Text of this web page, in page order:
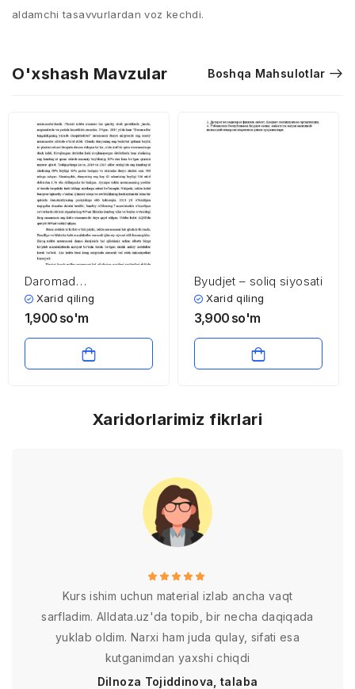
aldamchi tasavvurlardan voz kechdi.
O'xshash Mavzular Boshqa Mahsulotlar
Daromad
tengsizligining
chuqurlashuvi
Xarid qiling
1,900 so'm
Byudjet – soliq siyosati
Xarid qiling
3,900 so'm
Xaridorlarimiz fikrlari
Kurs ishim uchun material izlab ancha vaqt
sarfladim. Alldata.uz'da topib, bir necha daqiqada
yuklab oldim. Narxi ham juda qulay, sifati esa
kutganimdan yaxshi chiqdi
Dilnoza Tojiddinova, talaba